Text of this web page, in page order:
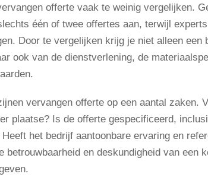
offerte vaak te weinig vergelijken.
één of twee offertes aan, terwijl
Door te vergelijken krijg je niet alleen een
ook van de dienstverlening, de
vervangen offerte op een aantal zaken.
plaatse? Is de offerte gespecificeerd,
het bedrijf aantoonbare ervaring en
betrouwbaarheid en deskundigheid van een